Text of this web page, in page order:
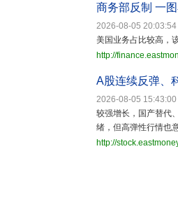
商务部反制 一
2026-08-05 20:03:54
美国业务占比较高
http://
A股连续反弹、
2026-08-05 15:43:00
较强增长，国产替代
绪，但高弹性行情也
http://